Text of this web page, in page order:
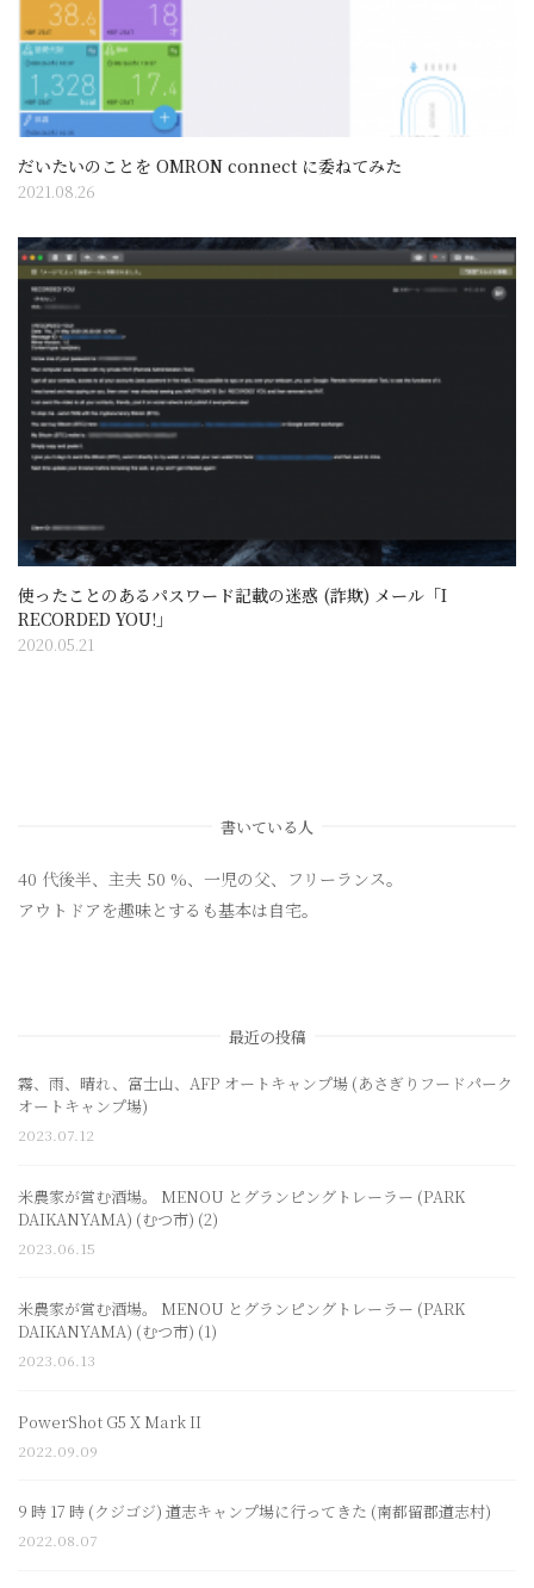
だいたいのことを OMRON connect に委ねてみた
2021.08.26
使ったことのあるパスワード記載の迷惑 (詐欺) メール「I
RECORDED YOU!」
2020.05.21
書いている人
40 代後半、主夫 50 %、一児の父、フリーランス。
アウトドアを趣味とするも基本は自宅。
最近の投稿
霧、雨、晴れ、富士山、AFP オートキャンプ場 (あさぎりフードパーク
オートキャンプ場)
2023.07.12
米農家が営む酒場。 MENOU とグランピングトレーラー (PARK
DAIKANYAMA) (むつ市) (2)
2023.06.15
米農家が営む酒場。 MENOU とグランピングトレーラー (PARK
DAIKANYAMA) (むつ市) (1)
2023.06.13
PowerShot G5 X Mark II
2022.09.09
9 時 17 時 (クジゴジ) 道志キャンプ場に行ってきた (南都留郡道志村)
2022.08.07